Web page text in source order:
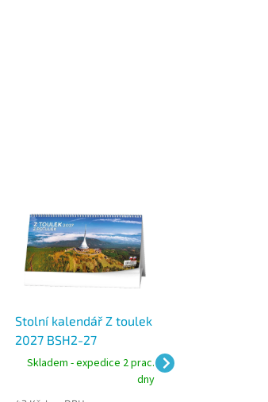
Stolní kalendář Z toulek
2027 BSH2-27
Skladem - expedice 2 prac.
dny